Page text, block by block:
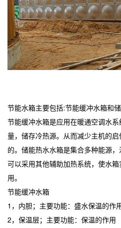
节能水箱主要包括:节能缓冲水箱和储
节能缓冲水箱是应用在暖通空调水
量，储存冷热源。从而减少主机的
的。储能热水水箱是集合多种能源，
可以采用其他辅助加热系统，使水
用。
节能缓冲水箱
1，内胆；主要功能：盛水保温的作
2，保温层；主要功能：保温的作用